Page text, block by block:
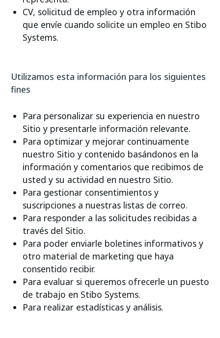
CV, solicitud de empleo y otra información
que envíe cuando solicite un empleo en Stibo
Systems.
Utilizamos esta información para los siguientes
fines
Para personalizar su experiencia en nuestro
Sitio y presentarle información relevante.
Para optimizar y mejorar continuamente
nuestro Sitio y contenido basándonos en la
información y comentarios que recibimos de
usted y su actividad en nuestro Sitio.
Para gestionar consentimientos y
suscripciones a nuestras listas de correo.
Para responder a las solicitudes recibidas a
través del Sitio.
Para poder enviarle boletines informativos y
otro material de marketing que haya
consentido recibir.
Para evaluar si queremos ofrecerle un puesto
de trabajo en Stibo Systems.
Para realizar estadísticas y análisis.